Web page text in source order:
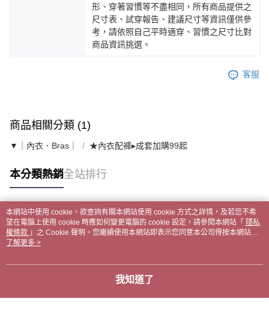
形、穿著習慣等不盡相同，所有商品提供之
尺寸表、試穿報告、建議尺寸等資訊僅供參
考，請依照自己平時適穿、習慣之尺寸比對
商品資訊挑選。
客服
商品相關分類 (1)
▼｜內衣．Bras｜ ★內衣配褲▸成套加購99起
本分類熱銷全站排行
熱門標籤
本網站中使用 cookie，欲查詢有關本網站使用 cookie 方式之詳情，及若您不希
望在電腦上使用 cookie 時應如何變更電腦的 cookie 設定，請參閱本網站「 隱私
權條款 」之 Cookie 聲明。您繼續使用本網站即表示您同意本公司得按本網站使
用條款之 Cookie 聲明使用 cookie。
了解更多 >
我知道了